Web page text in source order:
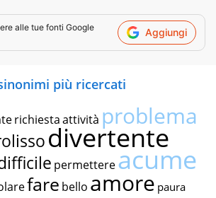
alle tue fonti Google
Aggiungi
più ricercati
richiestaattività problema
divertente
permettereacume
fare bello amore paura